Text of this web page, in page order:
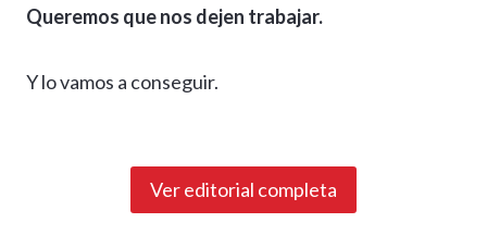
Queremos que nos dejen trabajar.
Y lo vamos a conseguir.
Ver editorial completa